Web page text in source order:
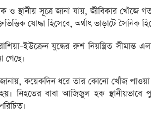
ও স্থানীয় সূত্রে জানা যায়, জীবিকার
যোদ্ধা হিসেবে, অর্থাৎ ভাড়াটে সৈনিক
যুদ্ধের রুশ নিয়ন্ত্রিত
গেছে।
কয়েকদিন ধরে তার কোনো খোঁজ পাওয়া
নিহতের বাবা আজিজুল হক স্থানীয়ভাবে